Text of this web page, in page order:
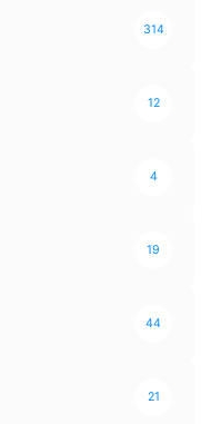
314
12
4
19
44
21